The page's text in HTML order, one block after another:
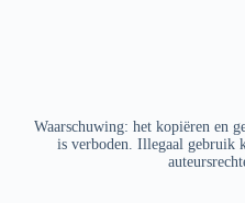
Waarschuwing: het kopiëren en
is verboden. Illegaal gebruik